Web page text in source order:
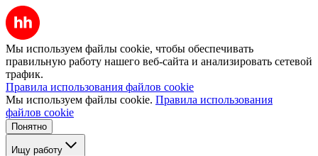
Мы используем файлы cookie, чтобы обеспечивать
правильную работу нашего веб-сайта и анализировать сетевой
трафик.
Правила использования файлов cookie
Мы используем файлы cookie. Правила использования
файлов cookie
Понятно
Ищу работу